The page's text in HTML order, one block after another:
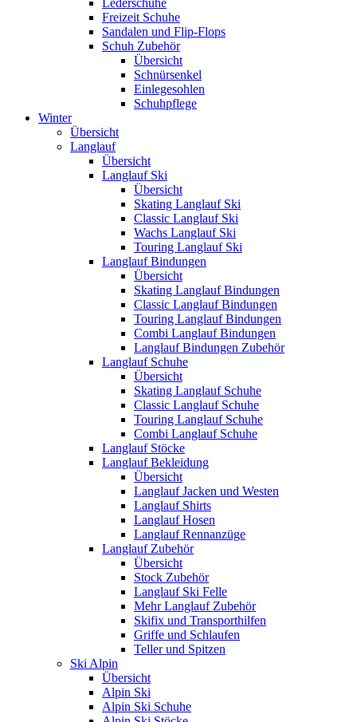
Lederschuhe
Freizeit Schuhe
Sandalen und Flip-Flops
Schuh Zubehör
Übersicht
Schnürsenkel
Einlegesohlen
Schuhpflege
Winter
Übersicht
Langlauf
Übersicht
Langlauf Ski
Übersicht
Skating Langlauf Ski
Classic Langlauf Ski
Wachs Langlauf Ski
Touring Langlauf Ski
Langlauf Bindungen
Übersicht
Skating Langlauf Bindungen
Classic Langlauf Bindungen
Touring Langlauf Bindungen
Combi Langlauf Bindungen
Langlauf Bindungen Zubehör
Langlauf Schuhe
Übersicht
Skating Langlauf Schuhe
Classic Langlauf Schuhe
Touring Langlauf Schuhe
Combi Langlauf Schuhe
Langlauf Stöcke
Langlauf Bekleidung
Übersicht
Langlauf Jacken und Westen
Langlauf Shirts
Langlauf Hosen
Langlauf Rennanzüge
Langlauf Zubehör
Übersicht
Stock Zubehör
Langlauf Ski Felle
Mehr Langlauf Zubehör
Skifix und Transporthilfen
Griffe und Schlaufen
Teller und Spitzen
Ski Alpin
Übersicht
Alpin Ski
Alpin Ski Schuhe